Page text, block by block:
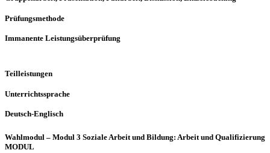
Prüfungsmethode
Immanente Leistungsüberprüfung
Teilleistungen
Unterrichtssprache
Deutsch-Englisch
Wahlmodul – Modul 3 Soziale Arbeit und Bildung: Arbeit und Qualifizierung
MODUL